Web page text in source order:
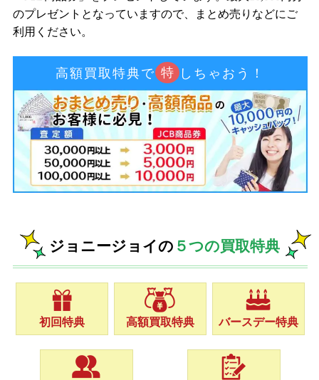
のプレゼントとなっていますので、まとめ売りなどにご
利用ください。
高額買取特典で 特 しちゃおう！
ジョニージョイの ５つの買取特典
初回特典 高額買取特典 バースデー特典